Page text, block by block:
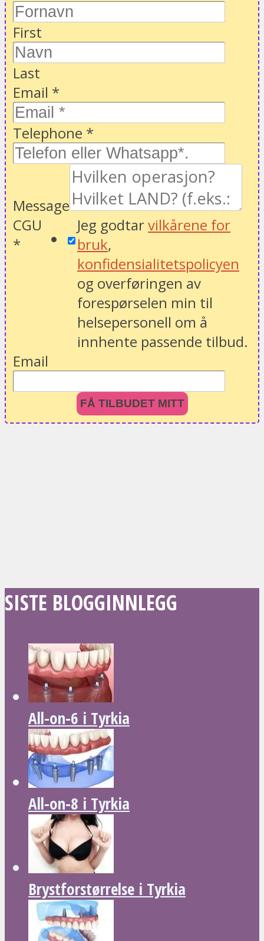
First
Last
Email *
Telephone *
Message
CGU
*
Jeg godtarvilkårene for
bruk,
konfidensialitetspolicyen
og overføringen av
forespørselen min til
helsepersonell om å
innhente passende tilbud.
Email
FÅ TILBUDET MITT
SISTE BLOGGINNLEGG
All-on-6 i Tyrkia
All-on-8 i Tyrkia
Brystforstørrelse i Tyrkia